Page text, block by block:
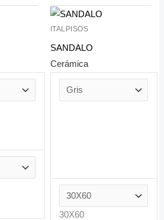
ITALPISOS
SANDALO
Cerámica
30X60